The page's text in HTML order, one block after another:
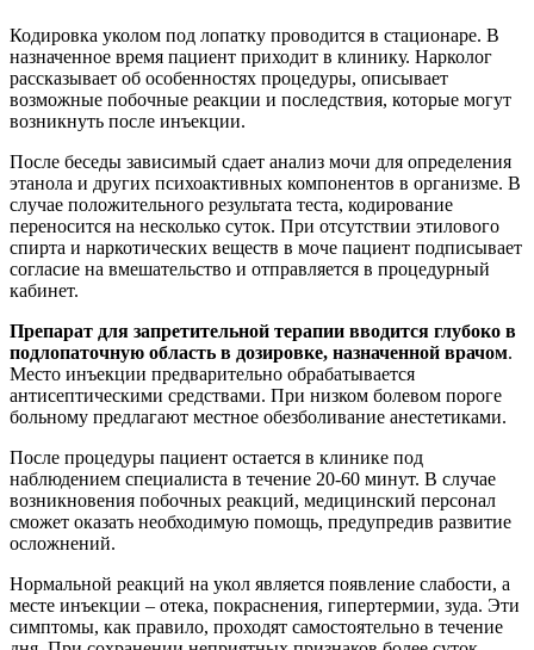
Кодировка уколом под лопатку проводится в стационаре. В
назначенное время пациент приходит в клинику. Нарколог
рассказывает об особенностях процедуры, описывает
возможные побочные реакции и последствия, которые могут
возникнуть после инъекции.
После беседы зависимый сдает анализ мочи для определения
этанола и других психоактивных компонентов в организме. В
случае положительного результата теста, кодирование
переносится на несколько суток. При отсутствии этилового
спирта и наркотических веществ в моче пациент подписывает
согласие на вмешательство и отправляется в процедурный
кабинет.
Препарат для запретительной терапии вводится глубоко в
подлопаточную область в дозировке, назначенной врачом.
Место инъекции предварительно обрабатывается
антисептическими средствами. При низком болевом пороге
больному предлагают местное обезболивание анестетиками.
После процедуры пациент остается в клинике под
наблюдением специалиста в течение 20-60 минут. В случае
возникновения побочных реакций, медицинский персонал
сможет оказать необходимую помощь, предупредив развитие
осложнений.
Нормальной реакций на укол является появление слабости, а
месте инъекции – отека, покраснения, гипертермии, зуда. Эти
симптомы, как правило, проходят самостоятельно в течение